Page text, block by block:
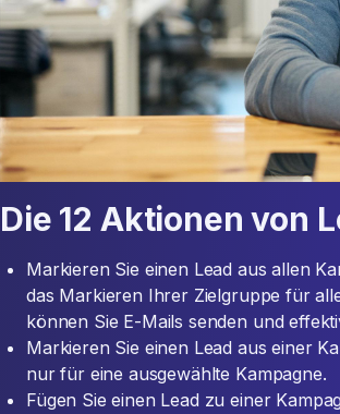
Die 12 Aktionen von
Markieren Sie einen Lead aus allen
das Markieren Ihrer Zielgruppe für
können Sie E-Mails senden und
Markieren Sie einen Lead aus einer
nur für eine ausgewählte Kampagne.
Fügen Sie einen Lead zu einer